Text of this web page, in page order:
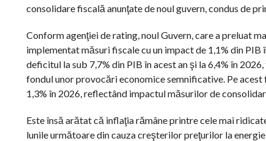
consolidare fiscală anunţate de noul guvern, condus de
Conform agenţiei de rating, noul Guvern, care a preluat
implementat măsuri fiscale cu un impact de 1,1% din
deficitul la sub 7,7% din PIB în acest an şi la 6,4% în
fondul unor provocări economice semnificative. Pe
1,3% în 2026, reflectând impactul măsurilor de
Este însă arătat că inflaţia rămâne printre cele mai
lunile următoare din cauza creşterilor preţurilor la